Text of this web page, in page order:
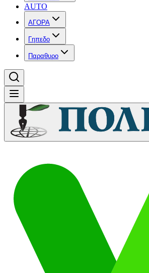
AUTO
ΑΓΟΡΑ
Γηπεδο
Παραθυρο